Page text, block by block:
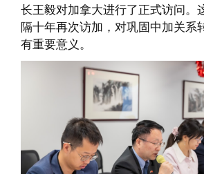
长王毅对加拿大进行了正式访问。
隔十年再次访加，对巩固中加关系
有重要意义。